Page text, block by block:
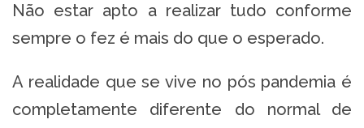
Não estar apto a realizar tudo conforme
sempre o fez é mais do que o esperado.
A realidade que se vive no pós pandemia é
completamente diferente do normal de